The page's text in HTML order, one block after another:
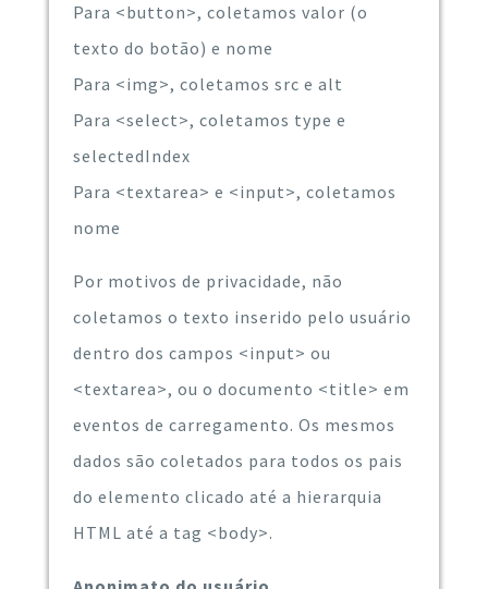
Para <button>, coletamos valor (o
texto do botão) e nome
Para <img>, coletamos src e alt
Para <select>, coletamos type e
selectedIndex
Para <textarea> e <input>, coletamos
nome
Por motivos de privacidade, não
coletamos o texto inserido pelo usuário
dentro dos campos <input> ou
<textarea>, ou o documento <title> em
eventos de carregamento. Os mesmos
dados são coletados para todos os pais
do elemento clicado até a hierarquia
HTML até a tag <body>.